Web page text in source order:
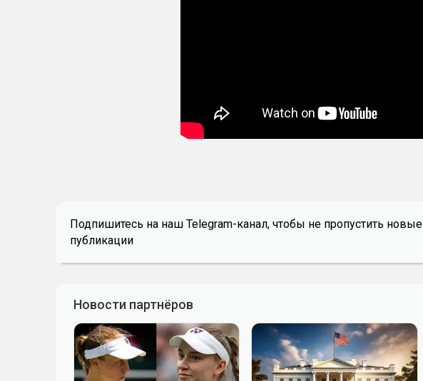
Подпишитесь на наш Telegram-канал, чтобы не пропустить новые
публикации